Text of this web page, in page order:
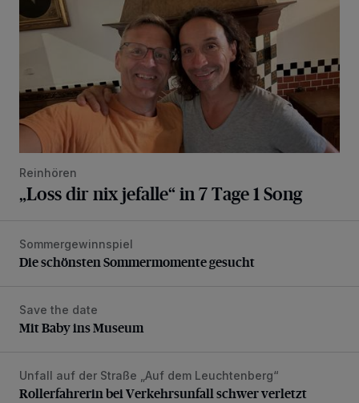
Reinhören
„Loss dir nix jefalle“ in 7 Tage 1 Song
Die schönsten Sommermomente gesucht
Sommergewinnspiel
Die schönsten Sommermomente gesucht
Mit Baby ins Museum
Save the date
Mit Baby ins Museum
Rollerfahrerin bei Verkehrsunfall schwer verletzt
Unfall auf der Straße „Auf dem Leuchtenberg“
Rollerfahrerin bei Verkehrsunfall schwer verletzt